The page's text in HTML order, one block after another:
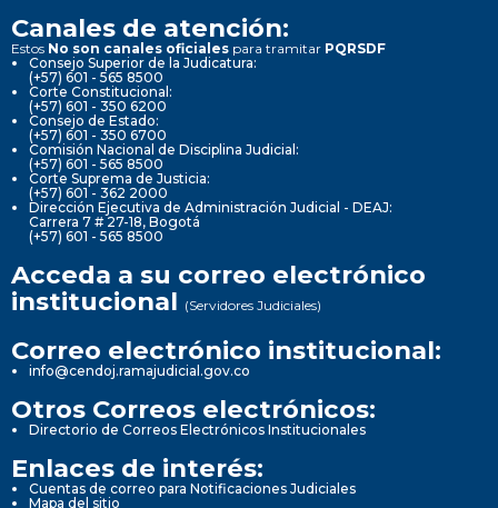
Canales de atención:
Estos No son canales oficiales para tramitar PQRSDF
Consejo Superior de la Judicatura:
(+57) 601 - 565 8500
Corte Constitucional:
(+57) 601 - 350 6200
Consejo de Estado:
(+57) 601 - 350 6700
Comisión Nacional de Disciplina Judicial:
(+57) 601 - 565 8500
Corte Suprema de Justicia:
(+57) 601 - 362 2000
Dirección Ejecutiva de Administración Judicial - DEAJ:
Carrera 7 # 27-18, Bogotá
(+57) 601 - 565 8500
Acceda a su correo electrónico
institucional (Servidores Judiciales)
Correo electrónico institucional:
info@cendoj.ramajudicial.gov.co
Otros Correos electrónicos:
Directorio de Correos Electrónicos Institucionales
Enlaces de interés:
Cuentas de correo para Notificaciones Judiciales
Mapa del sitio